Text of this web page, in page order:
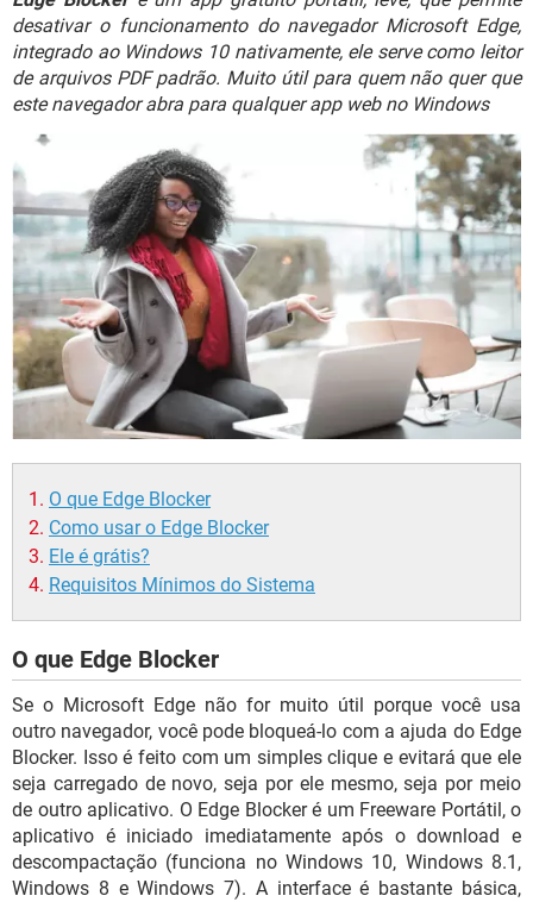
GUIA DE COMPRAS
desativar o funcionamento do navegador Microsoft Edge,
integrado ao Windows 10 nativamente, ele serve como leitor
de arquivos PDF padrão. Muito útil para quem não quer que
este navegador abra para qualquer app web no Windows
O que Edge Blocker
Como usar o Edge Blocker
Ele é grátis?
Requisitos Mínimos do Sistema
O que Edge Blocker
Se o Microsoft Edge não for muito útil porque você usa
outro navegador, você pode bloqueá-lo com a ajuda do Edge
Blocker. Isso é feito com um simples clique e evitará que ele
seja carregado de novo, seja por ele mesmo, seja por meio
de outro aplicativo. O Edge Blocker é um Freeware Portátil, o
aplicativo é iniciado imediatamente após o download e
descompactação (funciona no Windows 10, Windows 8.1,
Windows 8 e Windows 7). A interface é bastante básica,